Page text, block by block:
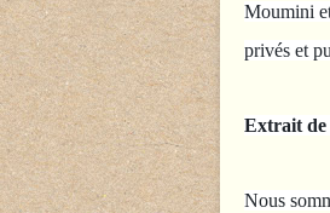
Moumini
privés et
Extrait
Nous